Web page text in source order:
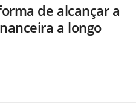
de alcançar a
a longo